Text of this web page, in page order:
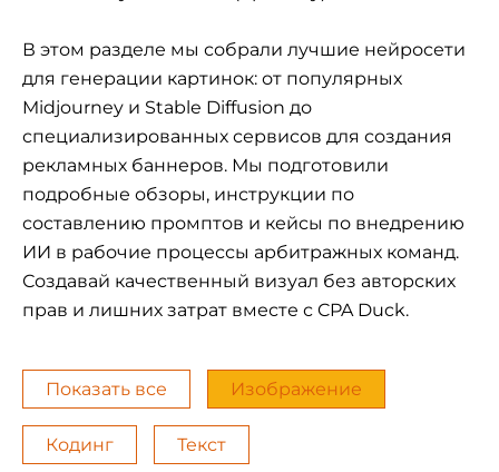
В этом разделе мы собрали лучшие нейросети
для генерации картинок: от популярных
Midjourney и Stable Diffusion до
специализированных сервисов для создания
рекламных баннеров. Мы подготовили
подробные обзоры, инструкции по
составлению промптов и кейсы по внедрению
ИИ в рабочие процессы арбитражных команд.
Создавай качественный визуал без авторских
прав и лишних затрат вместе с CPA Duck.
Показать все Изображение
Кодинг Текст